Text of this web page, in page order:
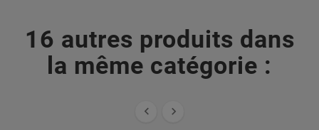
16 autres produits dans
la même catégorie :
 